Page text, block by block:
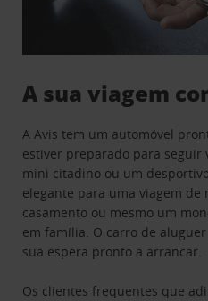
A sua viagem
A Avis tem um automóvel
estiver preparado para seguir
mini citadino ou um
elegante para uma viagem de
casamento ou mesmo um
em família. O carro de
sua espera pronto a arrancar.
Os clientes frequentes que